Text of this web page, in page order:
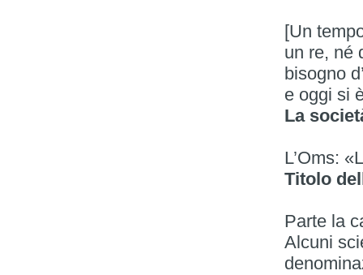
[Un
un re, né
bisogno
e oggi si
La
L’Oms:
Titolo
Parte la
Alcuni